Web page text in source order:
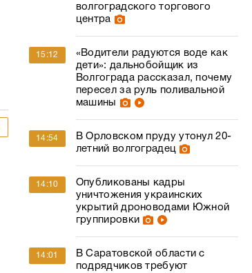
волгоградского торгового
центра
15:12
«Водители радуются воде как
дети»: дальнобойщик из
Волгограда рассказал, почему
пересел за руль поливальной
машины
14:54
В Орловском пруду утонул 20-
летний волгоградец
14:10
Опубликованы кадры
уничтожения украинских
укрытий дроноводами Южной
группировки
14:01
В Саратовской области с
подрядчиков требуют